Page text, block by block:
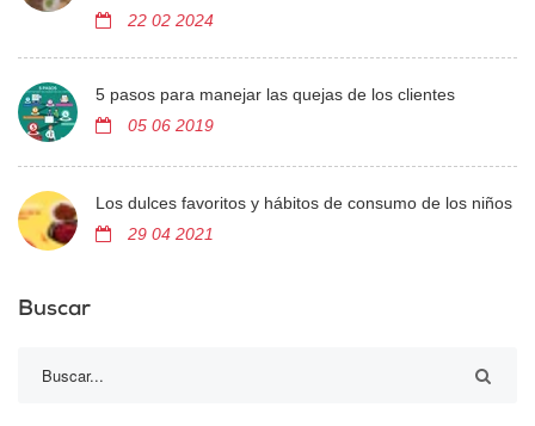
22 02 2024
5 pasos para manejar las quejas de los clientes
05 06 2019
Los dulces favoritos y hábitos de consumo de los niños
29 04 2021
Buscar